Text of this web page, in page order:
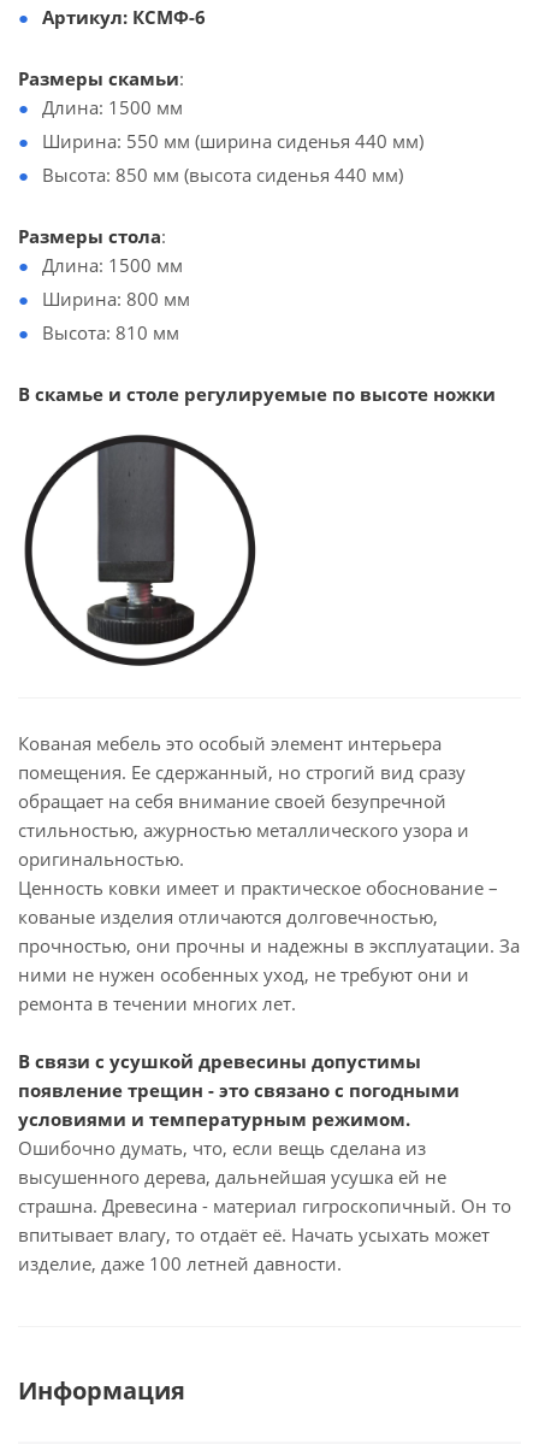
Артикул: КСМФ-6
Размеры скамьи:
Длина: 1500 мм
Ширина: 550 мм (ширина сиденья 440 мм)
Высота: 850 мм (высота сиденья 440 мм)
Размеры стола:
Длина: 1500 мм
Ширина: 800 мм
Высота: 810 мм
В скамье и столе регулируемые по высоте ножки
Кованая мебель это особый элемент интерьера
помещения. Ее сдержанный, но строгий вид сразу
обращает на себя внимание своей безупречной
стильностью, ажурностью металлического узора и
оригинальностью.
Ценность ковки имеет и практическое обоснование –
кованые изделия отличаются долговечностью,
прочностью, они прочны и надежны в эксплуатации. За
ними не нужен особенных уход, не требуют они и
ремонта в течении многих лет.
В связи с усушкой древесины допустимы
появление трещин - это связано с погодными
условиями и температурным режимом.
Ошибочно думать, что, если вещь сделана из
высушенного дерева, дальнейшая усушка ей не
страшна. Древесина - материал гигроскопичный. Он то
впитывает влагу, то отдаёт её. Начать усыхать может
изделие, даже 100 летней давности.
Информация